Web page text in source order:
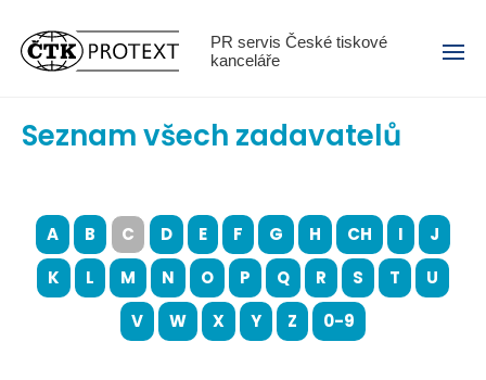
PR servis České tiskové
kanceláře
Menu
Seznam všech zadavatelů
A B C D E F G H CH I
J
K
L M N O P Q R S T
U
V
W X Y Z 0-9